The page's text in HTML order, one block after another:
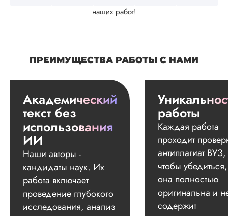
наших работ!
ПРЕИМУЩЕСТВА РАБОТЫ С НАМИ
Академический
текст без
использования
ИИ
Наши авторы -
кандидаты наук. Их
работа включает
проведение глубокого
исследования, анализ
работы
Каждая работа
проходит
антиплагиат ВУЗ,
чтобы
она полностью
оригинальна и
содержит